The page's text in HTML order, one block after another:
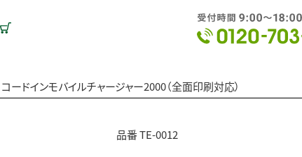
コードインモバイルチャージャー2000（全面印刷対応）
品番 TE-0012